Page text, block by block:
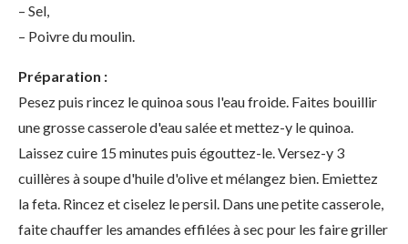
– Sel,
– Poivre du moulin.
Préparation :
Pesez puis rincez le quinoa sous l'eau froide. Faites bouillir
une grosse casserole d'eau salée et mettez-y le quinoa.
Laissez cuire 15 minutes puis égouttez-le. Versez-y 3
cuillères à soupe d'huile d'olive et mélangez bien. Emiettez
la feta. Rincez et ciselez le persil. Dans une petite casserole,
faite chauffer les amandes effilées à sec pour les faire griller